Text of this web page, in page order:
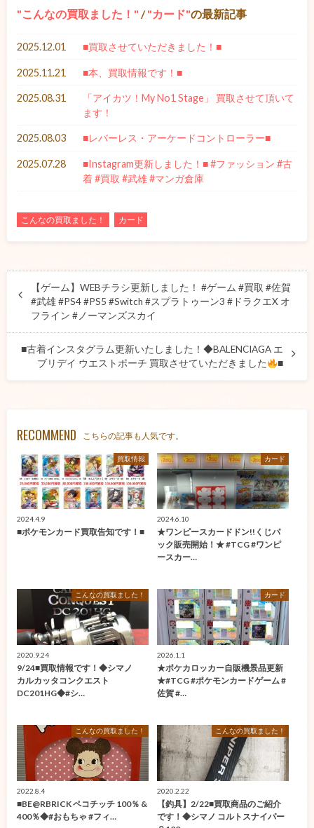
こんなの買取ました！ / カード の最新記事
2025.12.01 ■買取させていただきました！■
2025.11.21 ■本、買取情報です！■
2025.08.31
「アイカツ！My No1 Stage」 買取させて頂いて
ます！
2025.08.03 ■レバーレス・アーケードコントローラー■
2025.07.28
■Instagram更新しました！■ #ファッション #古
着 #買取 #武雄 #マンガ倉庫
こんなの買取ました！ カード
【ゲーム】WEBチラシ更新しました！ #ゲーム #買取 #佐賀
#武雄 #PS4 #PS5 #Switch #スプラトゥーン3 #ドラクエX オ
フライン #ノーマンズスカイ
■古着インスタグラム更新いたしました！◆BALENCIAGA エ
ブリデイ ウエストポーチ 買取させていただきました
■
RECOMMEND こちらの記事も人気です。
買取情報
2024.4.9
■ポケモンカード買取告知です！■
カード
2024.6.10
★ワンピースカードドン!!くじパ
ック販売開始！★ #TCG #ワンピ
ースカー…
こんなの買取ました！
2020.9.24
9/24■買取情報です！◆シマノ
カルカッタコンクエスト
DC201HG◆#シ…
カード
2026.1.1
★ポケカロッカー自販機景品更新
★#TCG #ポケモンカードゲーム #
佐賀 #…
こんなの買取ました！
2022.8.4
■BE@RBRICK ペコチッチ 100％ &
400％◆#おもちゃ #フィ…
こんなの買取ました！
2020.2.22
【釣具】2/22■買取商品のご紹介
です！◆シマノ コルトスナイパー